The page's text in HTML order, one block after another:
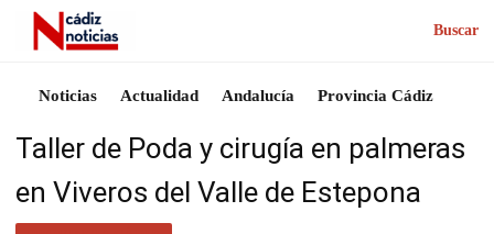
Buscar
Noticias Actualidad Andalucía Provincia Cádiz
Taller de Poda y cirugía en palmeras
en Viveros del Valle de Estepona